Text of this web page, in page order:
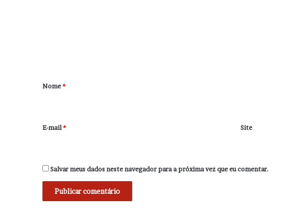
r
*
Nome*
E-mail* Site
Salvar meus dados neste navegador para a próxima vez que eu comentar.